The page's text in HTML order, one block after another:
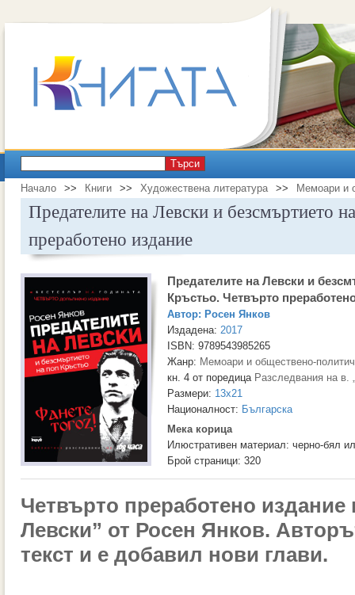
Търси
Начало >> Книги >> Художествена литература >> Мемоари и
Предателите на Левски и безсмъртието
преработено издание
Предателите на Левски и
Кръстьо. Четвърто
Автор: Росен Янков
Издадена: 2017
ISBN: 9789543985265
Жанр: Мемоари и обществено-
кн. 4 от поредица Разследвания на в.
Размери: 13x21
Националност: Българска
Мека корица
Илюстративен материал: черно-бял
Брой страници: 320
Четвърто преработено издание
Левски” от Росен Янков.
текст и е добавил нови глави.